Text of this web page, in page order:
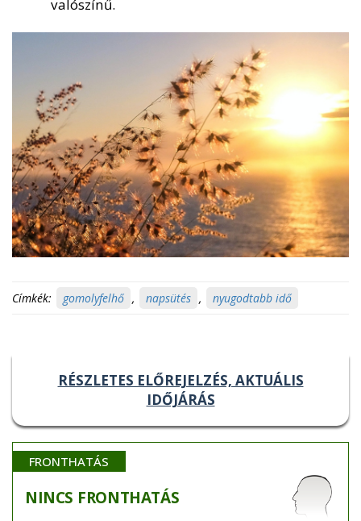
valószínű.
Címkék: gomolyfelhő , napsütés , nyugodtabb idő
RÉSZLETES ELŐREJELZÉS, AKTUÁLIS
IDŐJÁRÁS
FRONTHATÁS
NINCS FRONTHATÁS